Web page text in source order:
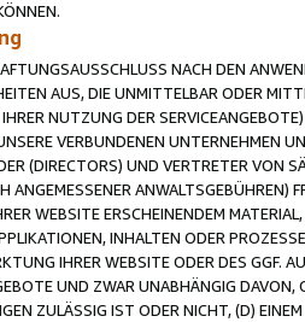
NACH DEN
AUS, DIE UNMITTELBAR ODER
NUTZUNG DER
VERBUNDENEN UNTERNEHMEN
(DIRECTORS) UND VERTRETER VON
ANGEMESSENER
WEBSITE ERSCHEINENDEM
INHALTEN ODER
IHRER WEBSITE ODER DES GGF.
UND ZWAR UNABHÄNGIG
ZULÄSSIG IST ODER NICHT, (D)